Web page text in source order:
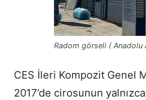
Radom görseli ( Anadolu
CES İleri Kompozit Genel
2017’de cirosunun